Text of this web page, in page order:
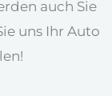
auch Sie
uns Ihr Auto